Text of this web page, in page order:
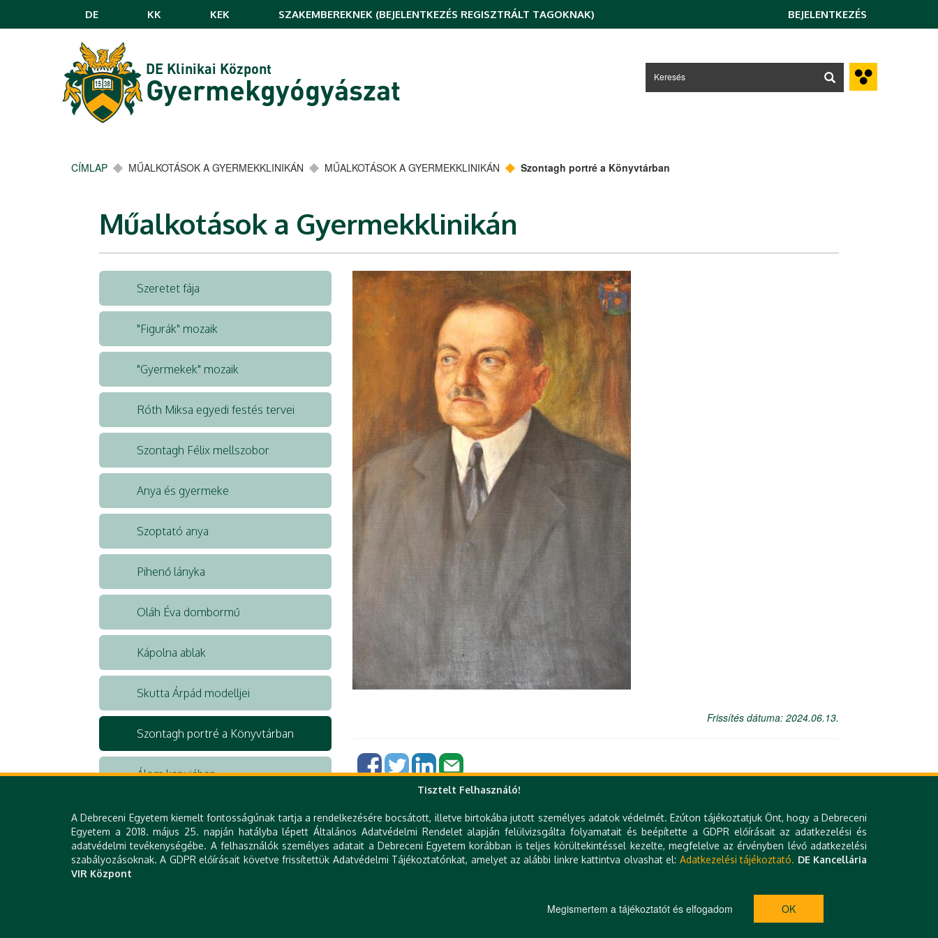
DE KK KEK SZAKEMBEREKNEK (BEJELENTKEZÉS REGISZTRÁLT TAGOKNAK) BEJELENTKEZÉS
DE Klinikai Központ
Gyermekgyógyászat
CÍMLAP MŰALKOTÁSOK A GYERMEKKLINIKÁN MŰALKOTÁSOK A GYERMEKKLINIKÁN Szontagh portré a Könyvtárban
Műalkotások a Gyermekklinikán
Szeretet fája
"Figurák" mozaik
"Gyermekek" mozaik
Róth Miksa egyedi festés tervei
Szontagh Félix mellszobor
Anya és gyermeke
Szoptató anya
Pihenő lányka
Oláh Éva dombormű
Kápolna ablak
Skutta Árpád modelljei
Szontagh portré a Könyvtárban
Álom kapujában
Frissítés dátuma: 2024.06.13.
Gyorslinkek
DE telefonkönyv
Impresszum
Tisztelt Felhasználó!
A Debreceni Egyetem kiemelt fontosságúnak tartja a rendelkezésére bocsátott, illetve birtokába jutott személyes adatok védelmét. Ezúton tájékoztatjuk Önt, hogy a Debreceni
Egyetem a 2018. május 25. napján hatályba lépett Általános Adatvédelmi Rendelet alapján felülvizsgálta folyamatait és beépítette a GDPR előírásait az adatkezelési és
adatvédelmi tevékenységébe. A felhasználók személyes adatait a Debreceni Egyetem korábban is teljes körültekintéssel kezelte, megfelelve az érvényben lévő adatkezelési
szabályozásoknak. A GDPR előírásait követve frissítettük Adatvédelmi Tájékoztatónkat, amelyet az alábbi linkre kattintva olvashat el: Adatkezelési tájékoztató. DE Kancellária
VIR Központ
Megismertem a tájékoztatót és elfogadom OK